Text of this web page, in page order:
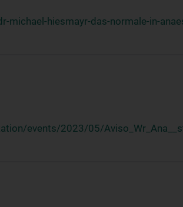
hiesmayr-das-normale-in-
events/2023/05/